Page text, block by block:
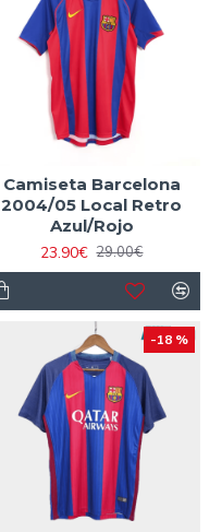
Camiseta Barcelona
2004/05 Local Retro
Azul/Rojo
23.90€ 29.00€
-18 %